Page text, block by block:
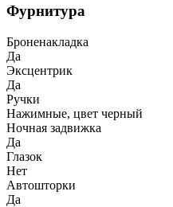
Фурнитура
Броненакладка
Да
Эксцентрик
Да
Ручки
Нажимные, цвет черный
Ночная задвижка
Да
Глазок
Нет
Автошторки
Да